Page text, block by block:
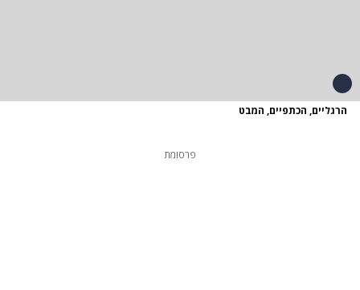
הרגליים, הכתפיים, המבט
פרסומת